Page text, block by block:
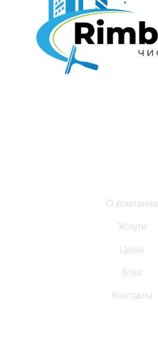
О компании
Услуги
Цены
Блог
Контакты